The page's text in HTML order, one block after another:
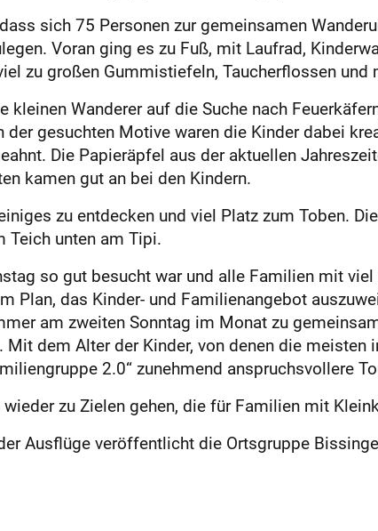
sich 75 Personen zur gemeinsamen
Voran ging es zu Fuß, mit Laufrad,
zu großen Gummistiefeln, Taucherflossen
Wanderer auf die Suche nach
gesuchten Motive waren die Kinder dabei
Die Papieräpfel aus der aktuellen
kamen gut an bei den Kindern.
zu entdecken und viel Platz zum Toben.
Teich unten am Tipi.
so gut besucht war und alle Familien mit
Plan, das Kinder- und Familienangebot
am zweiten Sonntag im Monat zu
dem Alter der Kinder, von denen die meisten
2.0“ zunehmend anspruchsvollere
zu Zielen gehen, die für Familien mit
Ausflüge veröffentlicht die Ortsgruppe